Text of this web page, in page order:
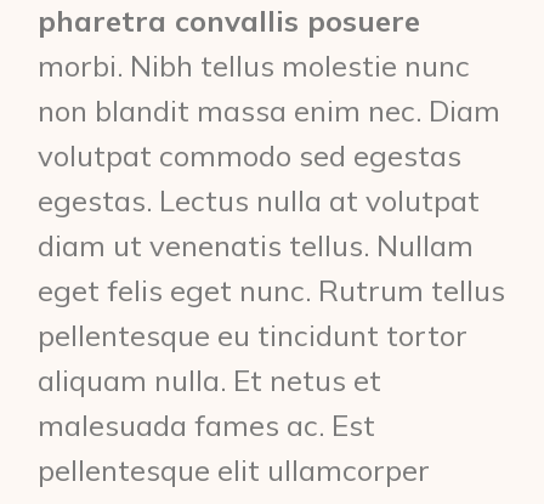
pharetra convallis posuere
morbi. Nibh tellus molestie nunc
non blandit massa enim nec. Diam
volutpat commodo sed egestas
egestas. Lectus nulla at volutpat
diam ut venenatis tellus. Nullam
eget felis eget nunc. Rutrum tellus
pellentesque eu tincidunt tortor
aliquam nulla. Et netus et
malesuada fames ac. Est
pellentesque elit ullamcorper